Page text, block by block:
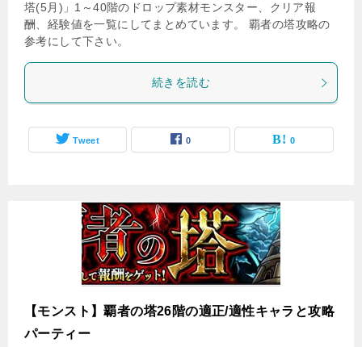
塔(5月)」1～40階のドロップ素材モンスター、クリア報
酬、経験値を一覧にしてまとめています。 覇者の塔攻略の
参考にして下さい。
続きを読む
Tweet 0 0
【モンスト】覇者の塔26階の適正/適性キャラと攻略
パーティー